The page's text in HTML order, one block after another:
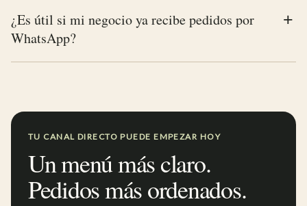
¿Es útil si mi negocio ya recibe pedidos por
WhatsApp?
TU CANAL DIRECTO PUEDE EMPEZAR HOY
Un menú más claro.
Pedidos más ordenados.